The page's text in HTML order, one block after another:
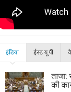
इंडिया ईस्ट यू.पी
की